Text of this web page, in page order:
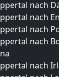
nach
nach
nach
nach
nach